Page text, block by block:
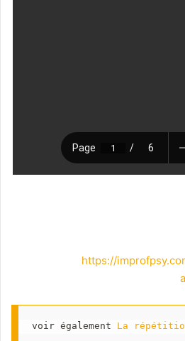
https://
voir également La